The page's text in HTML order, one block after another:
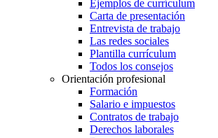
Ejemplos de currículum
Carta de presentación
Entrevista de trabajo
Las redes sociales
Plantilla currículum
Todos los consejos
Orientación profesional
Formación
Salario e impuestos
Contratos de trabajo
Derechos laborales